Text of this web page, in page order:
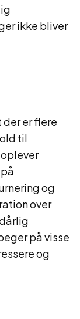
ikke bliver
der er flere
til
og
over
på visse
og